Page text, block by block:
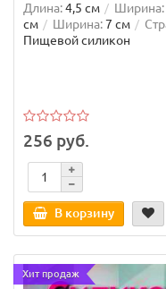
Длина:4,5 см Ширина:
см
Ширина:7 см
Пищевой силикон
256 руб.
В корзину
Хит продаж